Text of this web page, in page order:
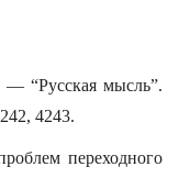
— “Русская мысль”.
4243.
переходного